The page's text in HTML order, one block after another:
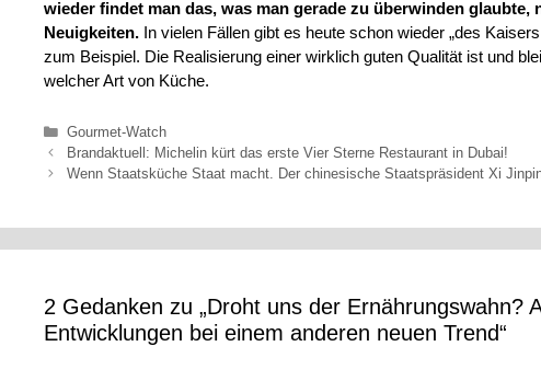
wieder findet man das, was man gerade zu überwinden
Neuigkeiten. In vielen Fällen gibt es heute schon wieder „des
zum Beispiel. Die Realisierung einer wirklich guten Qualität ist und
welcher Art von Küche.
Kategorien
Gourmet-Watch
Brandaktuell: Michelin kürt das erste Vier Sterne Restaurant in Dubai!
Wenn Staatsküche Staat macht. Der chinesische Staatspräsident Xi
2 Gedanken zu „Droht uns der Ernährungswahn?
Entwicklungen bei einem anderen neuen Trend“